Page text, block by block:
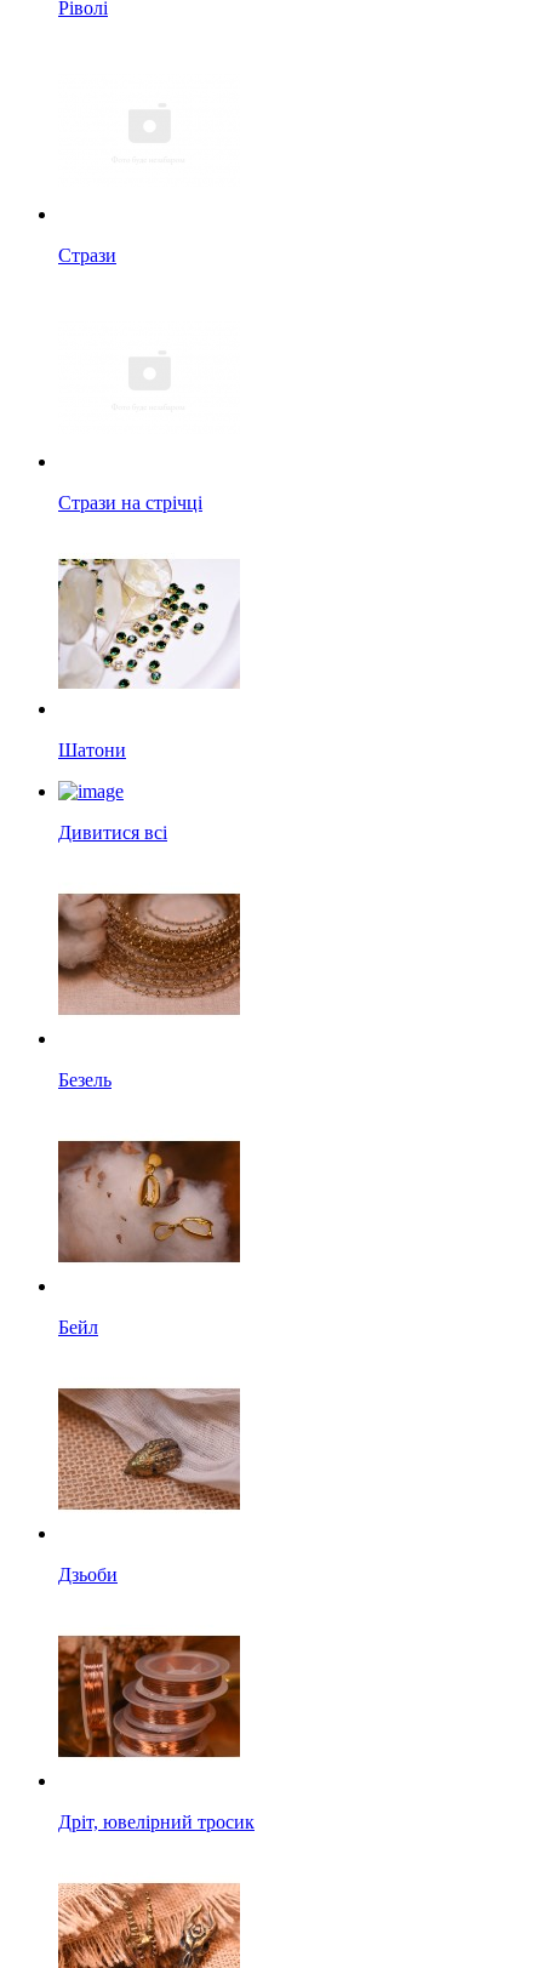
Ріволі
Стрази
Стрази на стрічці
Шатони
Дивитися всі
Безель
Бейл
Дзьоби
Дріт, ювелірний тросик